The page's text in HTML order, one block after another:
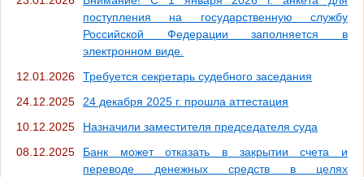
поступления на государственную службу
Российской Федерации заполняется в
электронном виде.
12.01.2026
Требуется секретарь судебного заседания
24.12.2025
24 декабря 2025 г. прошла аттестация
10.12.2025
Назначили заместителя председателя суда
08.12.2025
Банк может отказать в закрытии счета и
переводе денежных средств в целях